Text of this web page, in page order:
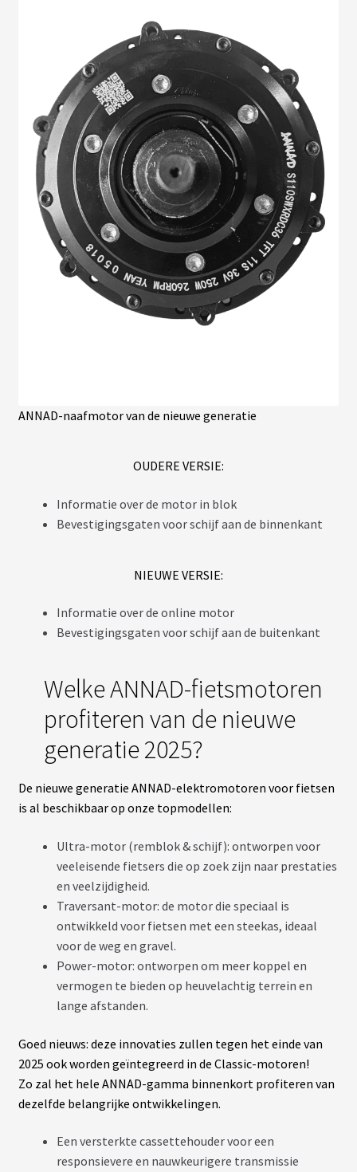
ANNAD-naafmotor van de nieuwe generatie
OUDERE VERSIE:
Informatie over de motor in blok
Bevestigingsgaten voor schijf aan de binnenkant
NIEUWE VERSIE:
Informatie over de online motor
Bevestigingsgaten voor schijf aan de buitenkant
Welke ANNAD-fietsmotoren
profiteren van de nieuwe
generatie 2025?
De nieuwe generatie ANNAD-elektromotoren voor fietsen
is al beschikbaar op onze topmodellen:
Ultra-motor (remblok & schijf): ontworpen voor
veeleisende fietsers die op zoek zijn naar prestaties
en veelzijdigheid.
Traversant-motor: de motor die speciaal is
ontwikkeld voor fietsen met een steekas, ideaal
voor de weg en gravel.
Power-motor: ontworpen om meer koppel en
vermogen te bieden op heuvelachtig terrein en
lange afstanden.
Goed nieuws: deze innovaties zullen tegen het einde van
2025 ook worden geïntegreerd in de Classic-motoren!
Zo zal het hele ANNAD-gamma binnenkort profiteren van
dezelfde belangrijke ontwikkelingen.
Een versterkte cassettehouder voor een
responsievere en nauwkeurigere transmissie